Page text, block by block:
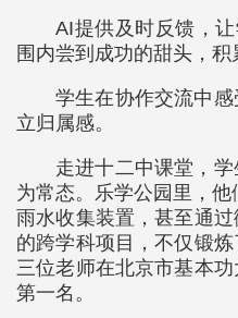
AI提供及时反馈，
围内尝到成功的甜头，积
学生在协作交流中
立归属感。
走进十二中课堂，
为常态。乐学公园里，
雨水收集装置，甚至通
的跨学科项目，不仅锻
三位老师在北京市基本
第一名。